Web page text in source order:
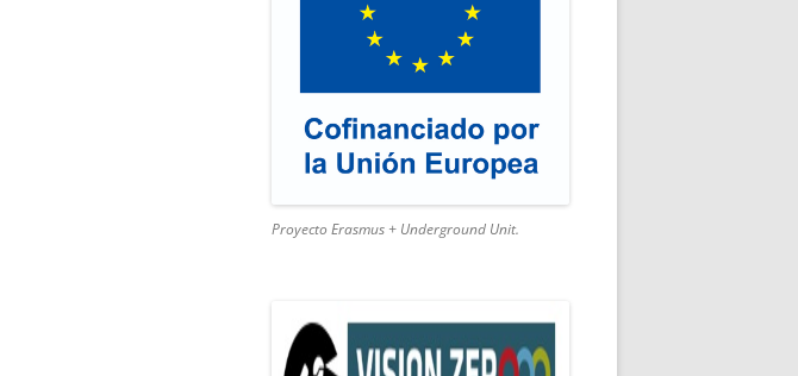
Proyecto Erasmus + Underground Unit.